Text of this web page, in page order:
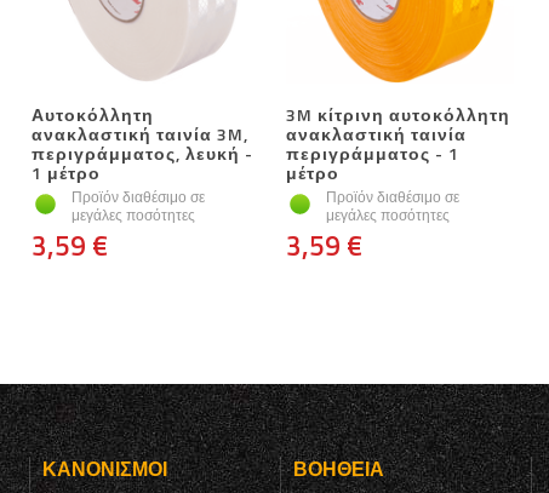
Αυτοκόλλητη
ανακλαστική ταινία 3M,
περιγράμματος, λευκή -
1 μέτρο
Προϊόν διαθέσιμο σε
μεγάλες ποσότητες
3,59 €
3M κίτρινη αυτοκόλλητη
ανακλαστική ταινία
περιγράμματος - 1
μέτρο
Προϊόν διαθέσιμο σε
μεγάλες ποσότητες
3,59 €
ΚΑΝΟΝΙΣΜΟΊ ΒΟΉΘΕΙΑ